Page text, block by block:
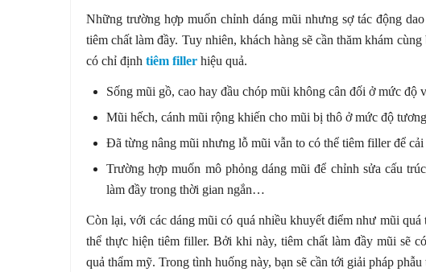
Những trường hợp muốn chỉnh dáng mũi nhưng sợ tác động
tiêm chất làm đầy. Tuy nhiên, khách hàng sẽ cần thăm khám
có chỉ định tiêm filler hiệu quả.
Sống mũi gồ, cao hay đầu chóp mũi không cân đối ở mức độ
Mũi hếch, cánh mũi rộng khiến cho mũi bị thô ở mức độ
Đã từng nâng mũi nhưng lỗ mũi vẫn to có thể tiêm filler để cải
Trường hợp muốn mô phỏng dáng mũi để chỉnh sửa cấu
làm đầy trong thời gian ngắn…
Còn lại, với các dáng mũi có quá nhiều khuyết điểm như mũi
thể thực hiện tiêm filler. Bởi khi này, tiêm chất làm đầy mũi sẽ
quả thẩm mỹ. Trong tình huống này, bạn sẽ cần tới giải pháp